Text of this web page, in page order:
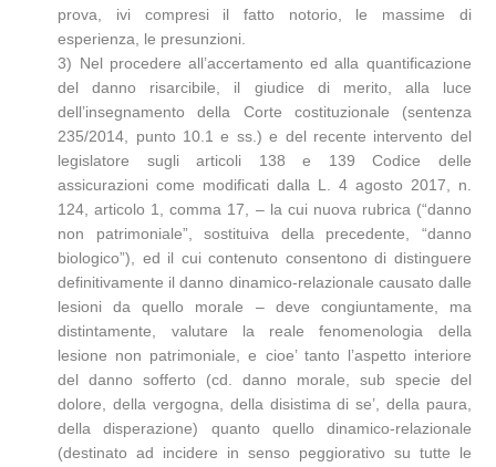
prova, ivi compresi il fatto notorio, le massime di
esperienza, le presunzioni.
3) Nel procedere all’accertamento ed alla quantificazione
del danno risarcibile, il giudice di merito, alla luce
dell’insegnamento della Corte costituzionale (sentenza
235/2014, punto 10.1 e ss.) e del recente intervento del
legislatore sugli articoli 138 e 139 Codice delle
assicurazioni come modificati dalla L. 4 agosto 2017, n.
124, articolo 1, comma 17, – la cui nuova rubrica (“danno
non patrimoniale”, sostituiva della precedente, “danno
biologico”), ed il cui contenuto consentono di distinguere
definitivamente il danno dinamico-relazionale causato dalle
lesioni da quello morale – deve congiuntamente, ma
distintamente, valutare la reale fenomenologia della
lesione non patrimoniale, e cioe’ tanto l’aspetto interiore
del danno sofferto (cd. danno morale, sub specie del
dolore, della vergogna, della disistima di se’, della paura,
della disperazione) quanto quello dinamico-relazionale
(destinato ad incidere in senso peggiorativo su tutte le